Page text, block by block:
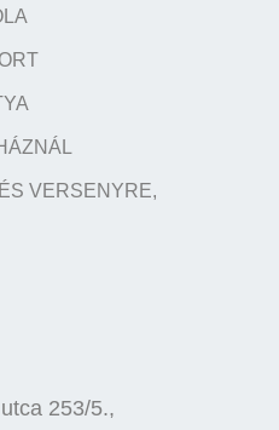
VERSENYRE,
253/5.,